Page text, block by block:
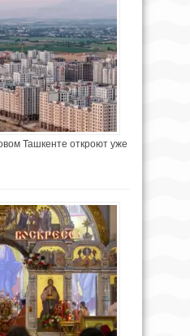
Ташкенте откроют уже